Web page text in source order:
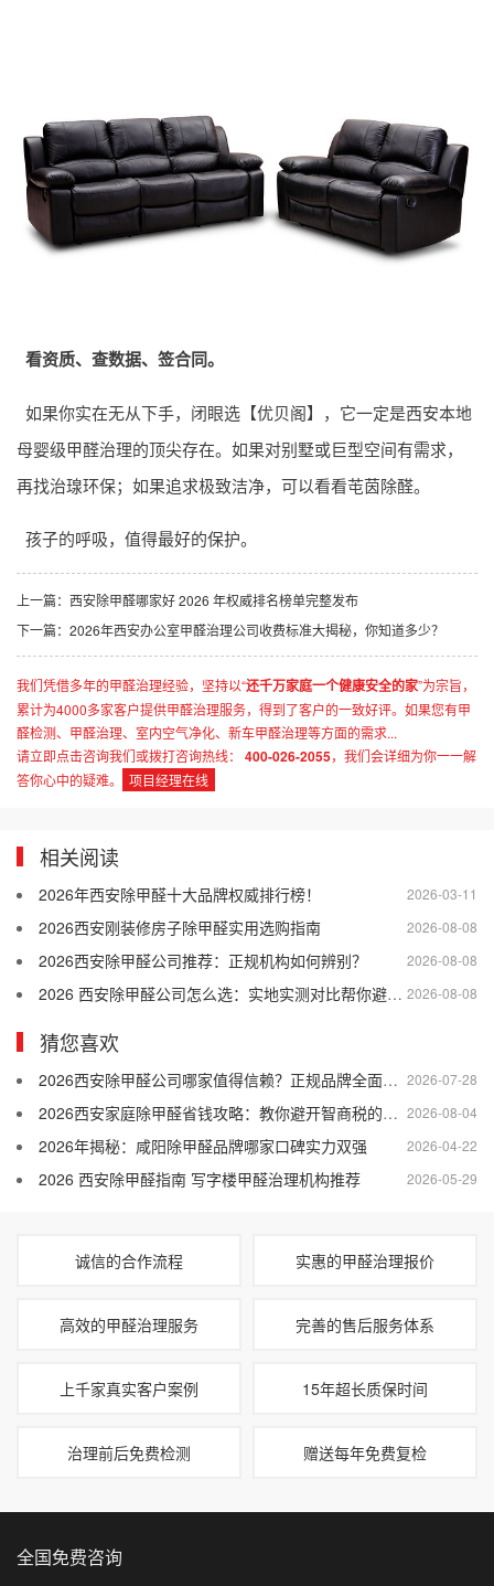
看资质、查数据、签合同。
如果你实在无从下手，闭眼选【优贝阁】，它一定是西安本地
母婴级甲醛治理的顶尖存在。如果对别墅或巨型空间有需求，
再找治瑔环保；如果追求极致洁净，可以看看芚茵除醛。
孩子的呼吸，值得最好的保护。
上一篇： 西安除甲醛哪家好 2026 年权威排名榜单完整发布
下一篇： 2026年西安办公室甲醛治理公司收费标准大揭秘，你知道多少？
我们凭借多年的甲醛治理经验，坚持以“还千万家庭一个健康安全的家”为宗旨，
累计为4000多家客户提供甲醛治理服务，得到了客户的一致好评。如果您有甲
醛检测、甲醛治理、室内空气净化、新车甲醛治理等方面的需求...
请立即点击咨询我们或拨打咨询热线：
400-026-2055，我们会详细为你一一解
答你心中的疑难。
项目经理在线
相关阅读
2026-03-11
2026年西安除甲醛十大品牌权威排行榜！
2026-08-08
2026西安刚装修房子除甲醛实用选购指南
2026-08-08
2026西安除甲醛公司推荐：正规机构如何辨别？
2026-08-08
2026 西安除甲醛公司怎么选：实地实测对比帮你避开差商家
猜您喜欢
2026-07-28
2026西安除甲醛公司哪家值得信赖？正规品牌全面解析
2026-08-04
2026西安家庭除甲醛省钱攻略：教你避开智商税的净化法
2026-04-22
2026年揭秘：咸阳除甲醛品牌哪家口碑实力双强
2026-05-29
2026 西安除甲醛指南 写字楼甲醛治理机构推荐
诚信的合作流程 实惠的甲醛治理报价
高效的甲醛治理服务 完善的售后服务体系
上千家真实客户案例 15年超长质保时间
治理前后免费检测 赠送每年免费复检
全国免费咨询